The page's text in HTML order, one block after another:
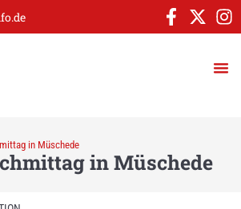
in Müschede
in Müschede